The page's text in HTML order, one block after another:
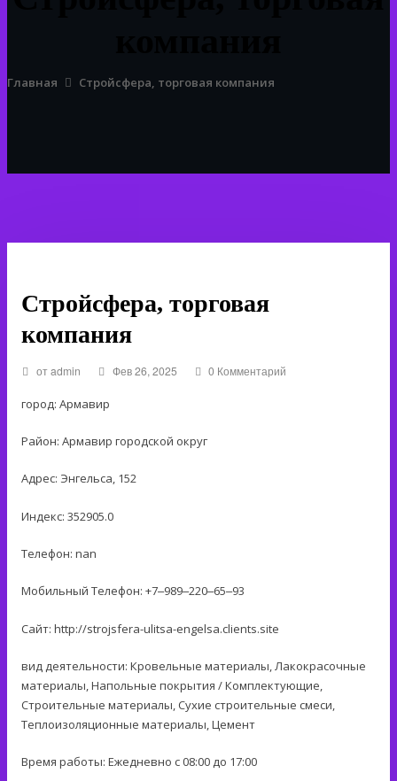
Главная Стройсфера, торговая компания
Стройсфера, торговая
компания
отadmin Фев 26, 2025 0 Комментарий
город: Армавир
Район: Армавир городской округ
Адрес: Энгельса, 152
Индекс: 352905.0
Телефон: nan
Мобильный Телефон: +7‒989‒220‒65‒93
Сайт: http://strojsfera-ulitsa-engelsa.clients.site
вид деятельности: Кровельные материалы, Лакокрасочные
материалы, Напольные покрытия / Комплектующие,
Строительные материалы, Сухие строительные смеси,
Теплоизоляционные материалы, Цемент
Время работы: Ежедневно с 08:00 до 17:00